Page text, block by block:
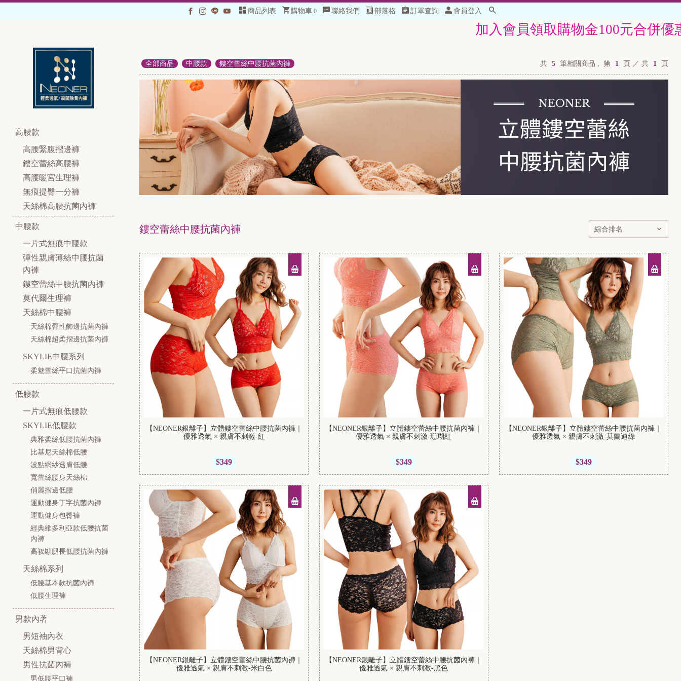
商品列表 購物車 0 聯絡我們 部落格 訂單查詢 會員登入
加入會員領取購物金100元合併優惠活
高腰款
高腰緊腹摺邊褲
鏤空蕾絲高腰褲
高腰暖宮生理褲
無痕提臀一分褲
天絲棉高腰抗菌內褲
中腰款
一片式無痕中腰款
彈性親膚薄絲中腰抗菌
內褲
鏤空蕾絲中腰抗菌內褲
莫代爾生理褲
天絲棉中腰褲
天絲棉彈性飾邊抗菌內褲
天絲棉超柔摺邊抗菌內褲
SKYLIE中腰系列
柔魅蕾絲平口抗菌內褲
低腰款
一片式無痕低腰款
SKYLIE低腰款
典雅柔絲低腰抗菌內褲
比基尼天絲棉低腰
波點網紗透膚低腰
寬蕾絲腰身天絲棉
俏麗摺邊低腰
運動健身丁字抗菌內褲
運動健身包臀褲
經典維多利亞款低腰抗菌
內褲
高衩顯腿長低腰抗菌內褲
天絲棉系列
低腰基本款抗菌內褲
低腰生理褲
男款內著
男短袖內衣
天絲棉男背心
男性抗菌內褲
男低腰平口褲
全部商品 中腰款 鏤空蕾絲中腰抗菌內褲 共 5 筆相關商品 , 第 1 頁 ／ 共 1 頁
鏤空蕾絲中腰抗菌內褲
【NEONER銀離子】立體鏤空蕾絲中腰抗菌內褲｜
優雅透氣 × 親膚不刺激-紅
$349
【NEONER銀離子】立體鏤空蕾絲中腰抗菌內褲｜
優雅透氣 × 親膚不刺激-珊瑚紅
$349
【NEONER銀離子】立體鏤空蕾絲中腰抗菌內褲｜
優雅透氣 × 親膚不刺激-莫蘭迪綠
$349
【NEONER銀離子】立體鏤空蕾絲中腰抗菌內褲｜
優雅透氣 × 親膚不刺激-米白色
【NEONER銀離子】立體鏤空蕾絲中腰抗菌內褲｜
優雅透氣 × 親膚不刺激-黑色